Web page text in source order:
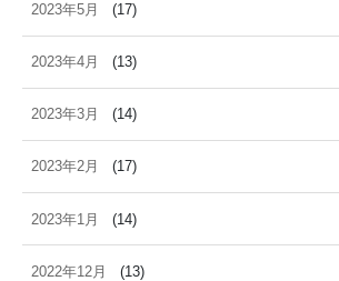
2023年5月 (17)
2023年4月 (13)
2023年3月 (14)
2023年2月 (17)
2023年1月 (14)
2022年12月 (13)